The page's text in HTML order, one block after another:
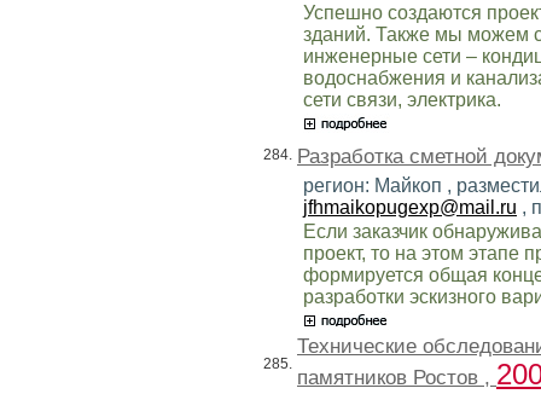
Успешно создаются
зданий. Также мы можем
инженерные сети –
водоснабжения и
сети связи, электрика.
284. Разработка сметной
регион: Майкоп ,
jfhmaikopugexp@mail.ru ,
Если заказчик
проект, то на этом этапе
формируется общая
разработки эскизного
285.
Технические
памятников Ростов ,